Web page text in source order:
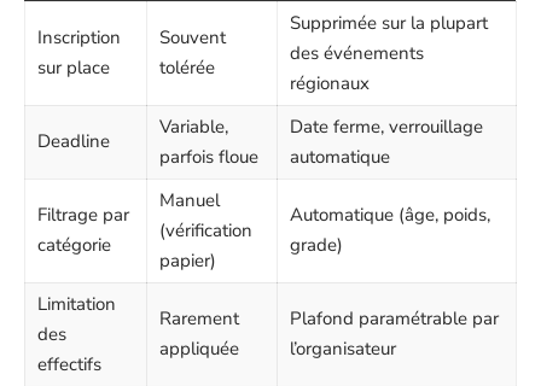
Inscription
sur place
Souvent
tolérée
Supprimée sur la plupart
des événements
régionaux
Deadline
Variable,
parfois floue
Date ferme, verrouillage
automatique
Filtrage par
catégorie
Manuel
(vérification
papier)
Automatique (âge, poids,
grade)
Limitation
des
effectifs
Rarement
appliquée
Plafond paramétrable par
l’organisateur